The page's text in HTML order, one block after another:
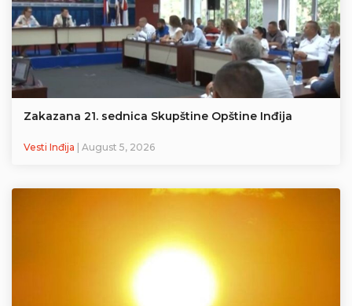
Zakazana 21. sednica Skupštine Opštine Inđija
Vesti Inđija | August 5, 2026